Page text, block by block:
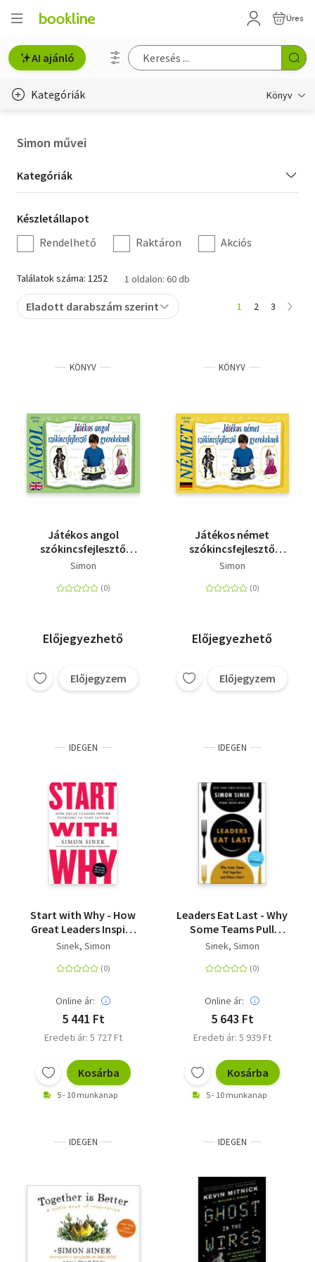
Üres
AI ajánló
Kategóriák Könyv
Hobbi, szabadidő
Irodalom
Művészet
Szakkönyv
Tankönyv, segédkönyv
Természettudomány
Történelem
Vallás
Simon művei
Kategória
szűrés
Kategóriák
Készletállapot
szűrés
Készletállapot
Rendelhető
Raktáron Akciós
Találatok száma: 1252 1 oldalon: 60 db
Eladott darabszám szerint 1 2 3
KÖNYV
Játékos angol
szókincsfejlesztő
gyerekeknek - 4-8 éves
Simon
Előjegyezhető
Előjegyzem
KÖNYV
Játékos német
szókincsfejlesztő
gyerekeknek - 4-8 éves
Simon
Előjegyezhető
Előjegyzem
IDEGEN
Start with Why - How
Great Leaders Inspire
Everyone to Take
Sinek, Simon
Online ár:
5 441 Ft
Eredeti ár: 5 727 Ft
Kosárba
5 - 10 munkanap
IDEGEN
Leaders Eat Last - Why
Some Teams Pull
Together and Others
Sinek, Simon
Online ár:
5 643 Ft
Eredeti ár: 5 939 Ft
Kosárba
5 - 10 munkanap
IDEGEN IDEGEN